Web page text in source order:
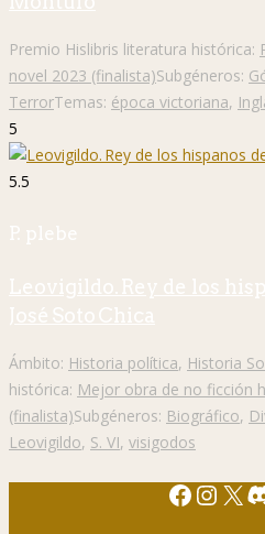
Premio Hislibris literatura histórica:
novel 2023 (finalista)Subgéneros:
TerrorTemas: época victoriana,
5
5.5
P. plebe
Leovigildo. Rey de los
José Soto Chica
Ámbito: Historia política, Historia
histórica: Mejor obra de no ficción
(finalista)Subgéneros: Biográfico,
Leovigildo, S. VI, visigodos
X